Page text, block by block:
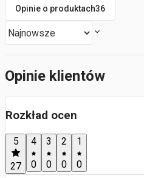
Opinie o produktach36
Opinie klientów
Rozkład ocen
5
27
4
0
3
0
2
0
1
0